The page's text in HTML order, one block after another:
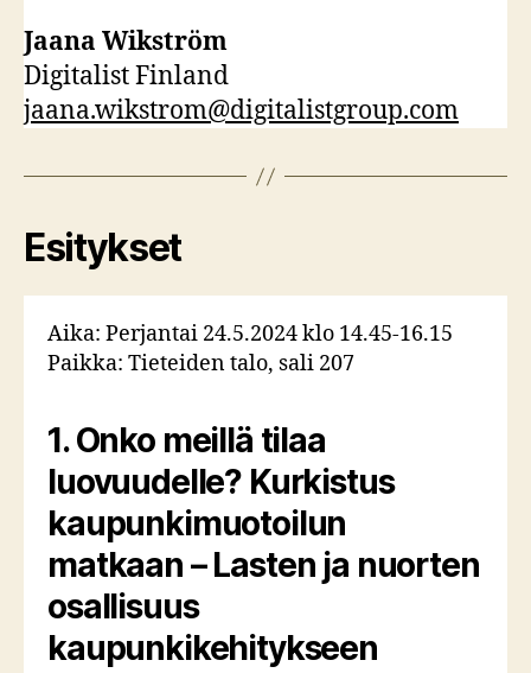
Jaana Wikström
Digitalist Finland
jaana.wikstrom@digitalistgroup.com
Esitykset
Aika: Perjantai 24.5.2024 klo 14.45-16.15
Paikka: Tieteiden talo, sali 207
1. Onko meillä tilaa
luovuudelle? Kurkistus
kaupunkimuotoilun
matkaan – Lasten ja nuorten
osallisuus
kaupunkikehitykseen